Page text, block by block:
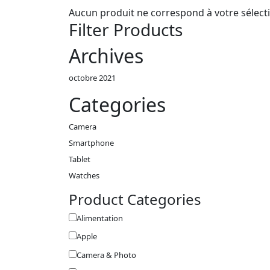
Aucun produit ne correspond à votre
Filter Products
Archives
octobre 2021
Categories
Camera
Smartphone
Tablet
Watches
Product Categories
Alimentation
Apple
Camera & Photo